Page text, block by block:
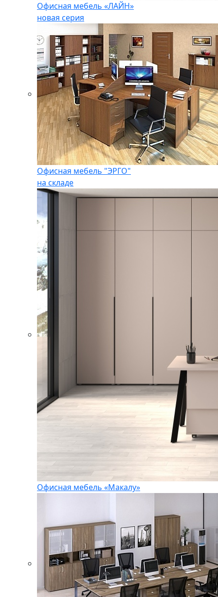
Офисная мебель «ЛАЙН»
новая серия
Офисная мебель "ЭРГО"
на складе
Офисная мебель «Макалу»